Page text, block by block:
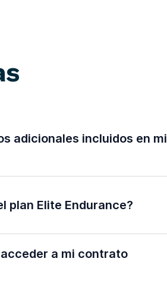
adicionales incluidos en mi
plan Elite Endurance?
a mi contrato